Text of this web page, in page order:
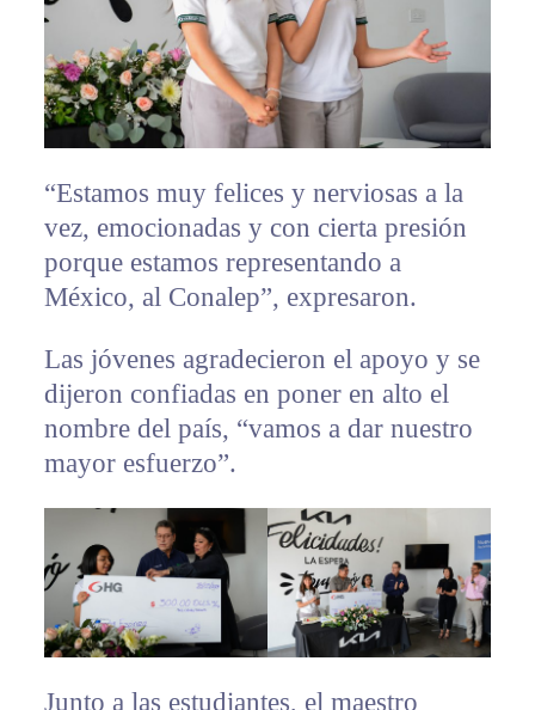
“Estamos muy felices y nerviosas a la
vez, emocionadas y con cierta presión
porque estamos representando a
México, al Conalep”, expresaron.
Las jóvenes agradecieron el apoyo y se
dijeron confiadas en poner en alto el
nombre del país, “vamos a dar nuestro
mayor esfuerzo”.
Junto a las estudiantes, el maestro